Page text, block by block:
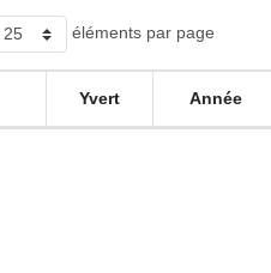
éléments par page
Yvert Année